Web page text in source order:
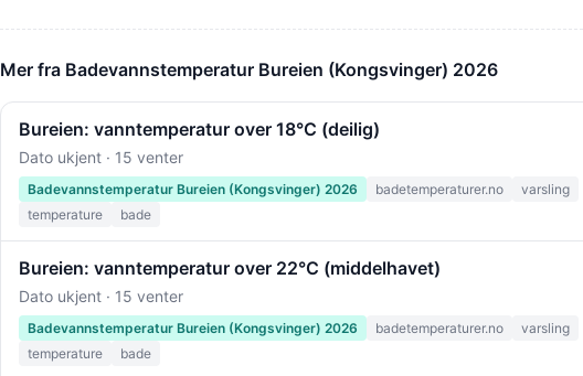
Mer fra Badevannstemperatur Bureien (Kongsvinger) 2026
Bureien: vanntemperatur over 18°C (deilig)
Dato ukjent · 15 venter
Badevannstemperatur Bureien (Kongsvinger) 2026 badetemperaturer.no
varsling
temperature
bade
Bureien: vanntemperatur over 22°C (middelhavet)
Dato ukjent · 15 venter
Badevannstemperatur Bureien (Kongsvinger) 2026 badetemperaturer.no
varsling
temperature
bade